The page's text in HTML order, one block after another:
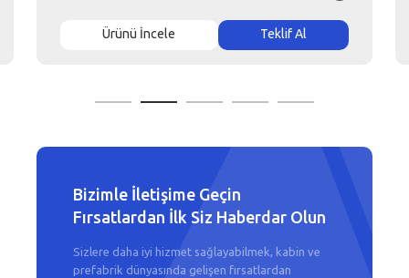
Ürünü İncele Teklif Al
Bizimle İletişime Geçin
Fırsatlardan İlk Siz Haberdar Olun
Sizlere daha iyi hizmet sağlayabilmek, kabin ve
prefabrik dünyasında gelişen fırsatlardan